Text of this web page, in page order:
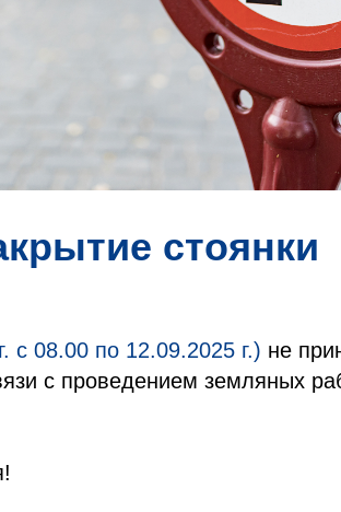
стоянки
с 08.00 по 12.09.2025 г.) не
с проведением земляных